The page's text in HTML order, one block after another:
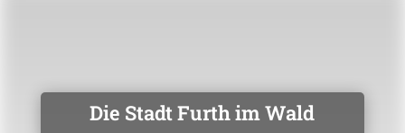
Die Stadt Furth im Wald